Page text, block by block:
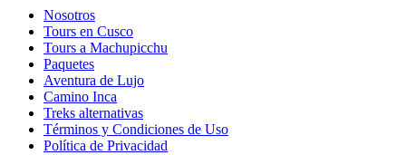
Nosotros
Tours en Cusco
Tours a Machupicchu
Paquetes
Aventura de Lujo
Camino Inca
Treks alternativas
Términos y Condiciones de Uso
Política de Privacidad